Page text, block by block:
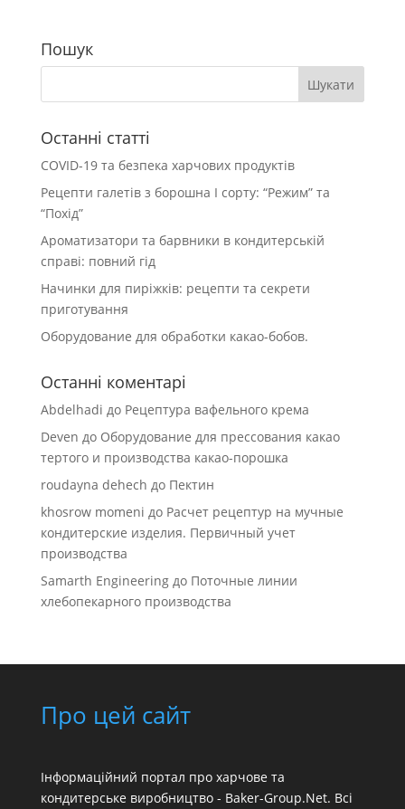
Пошук
Останні статті
COVID-19 та безпека харчових продуктів
Рецепти галетів з борошна І сорту: “Режим” та
“Похід”
Ароматизатори та барвники в кондитерській
справі: повний гід
Начинки для пиріжків: рецепти та секрети
приготування
Оборудование для обработки какао-бобов.
Останні коментарі
Abdelhadi до Рецептура вафельного крема
Deven до Оборудование для прессования какао
тертого и производства какао-порошка
roudayna dehech до Пектин
khosrow momeni до Расчет рецептур на мучные
кондитерские изделия. Первичный учет
производства
Samarth Engineeringдо Поточные линии
хлебопекарного производства
Про цей сайт
Інформаційний портал про харчове та
кондитерське виробництво - Baker-Group.Net. Всі